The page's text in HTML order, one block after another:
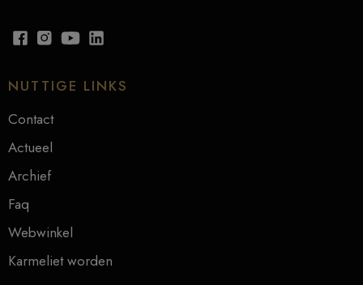
NUTTIGE LINKS
Contact
Actueel
Archief
Faq
Webwinkel
Karmeliet worden